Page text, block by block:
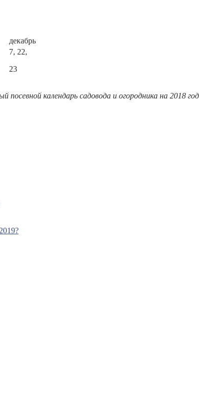
декабрь
7, 22,
23
календарь садовода и огородника на 2018 год